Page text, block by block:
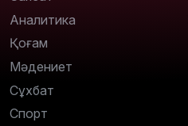
Аналитика
Қоғам
Мәдениет
Сұхбат
Спорт